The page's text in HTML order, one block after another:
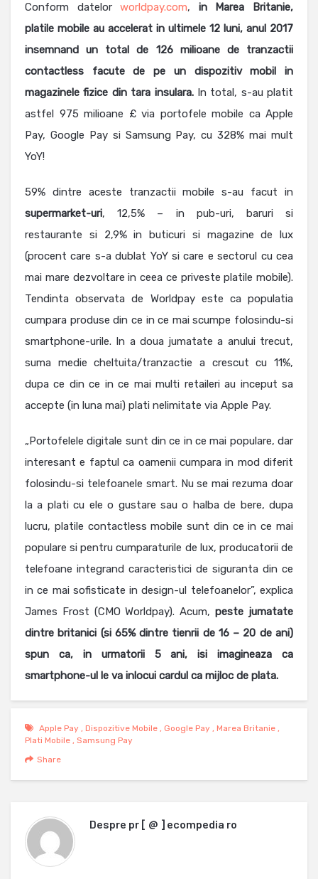
Conform datelorworldpay.com, in Marea Britanie,
platile mobile au accelerat in ultimele 12 luni, anul 2017
insemnand un total de 126 milioane de tranzactii
contactless facute de pe un dispozitiv mobil in
magazinele fizice din tara insulara.In total, s-au platit
astfel 975 milioane £ via portofele mobile ca Apple
Pay, Google Pay si Samsung Pay, cu 328% mai mult
YoY!
59% dintre aceste tranzactii mobile s-au facut in
supermarket-uri, 12,5% – in pub-uri, baruri si
restaurante si 2,9% in buticuri si magazine de lux
(procent care s-a dublat YoY si care e sectorul cu cea
mai mare dezvoltare in ceea ce priveste platile mobile).
Tendinta observata de Worldpay este ca populatia
cumpara produse din ce in ce mai scumpe folosindu-si
smartphone-urile. In a doua jumatate a anului trecut,
suma medie cheltuita/tranzactie a crescut cu 11%,
dupa ce din ce in ce mai multi retaileri au inceput sa
accepte (in luna mai) plati nelimitate via Apple Pay.
„Portofelele digitale sunt din ce in ce mai populare, dar
interesant e faptul ca oamenii cumpara in mod diferit
folosindu-si telefoanele smart. Nu se mai rezuma doar
la a plati cu ele o gustare sau o halba de bere, dupa
lucru, platile contactless mobile sunt din ce in ce mai
populare si pentru cumparaturile de lux, producatorii de
telefoane integrand caracteristici de siguranta din ce
in ce mai sofisticate in design-ul telefoanelor”, explica
James Frost (CMO Worldpay). Acum,peste jumatate
dintre britanici (si 65% dintre tienrii de 16 – 20 de ani)
spun ca, in urmatorii 5 ani, isi imagineaza ca
smartphone-ul le va inlocui cardul ca mijloc de plata.
Apple Pay , Dispozitive Mobile , Google Pay , Marea Britanie ,
Plati Mobile , Samsung Pay
Share
Despre pr [ @ ] ecompedia ro